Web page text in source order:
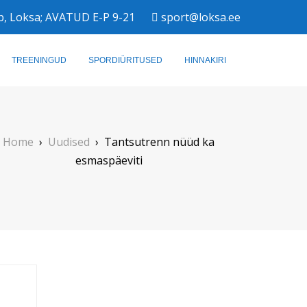
Loksa; AVATUD E-P 9-21 sport@loksa.ee
TREENINGUD SPORDIÜRITUSED HINNAKIRI
Home › Uudised › Tantsutrenn nüüd ka
esmaspäeviti